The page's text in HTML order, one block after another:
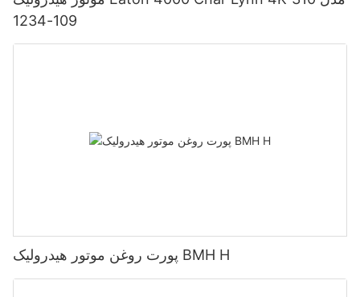
109-1234
پورت روغن موتور هیدرولیک BMH H